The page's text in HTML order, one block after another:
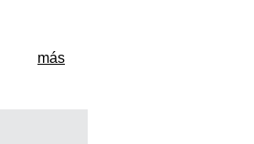
más